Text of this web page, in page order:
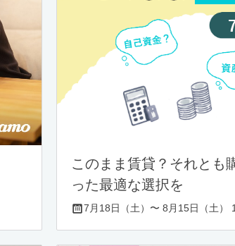
このまま賃貸？それとも
った最適な選択を
7月18日（土）〜 8月15日（土）